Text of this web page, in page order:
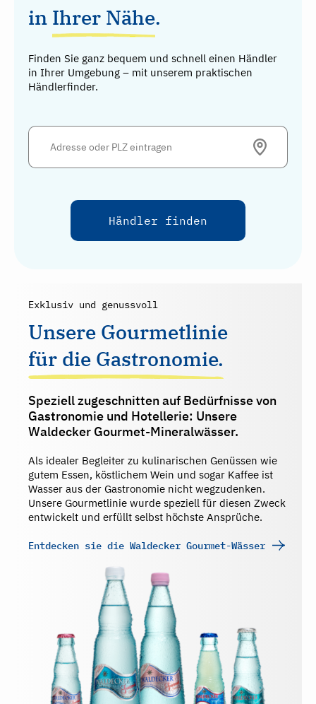
in Ihrer Nähe.
Finden Sie ganz bequem und schnell einen Händler
in Ihrer Umgebung – mit unserem praktischen
Händlerfinder.
Exklusiv und genussvoll
Unsere Gourmetlinie
für die Gastronomie.
Speziell zugeschnitten auf Bedürfnisse von
Gastronomie und Hotellerie: Unsere
Waldecker Gourmet-Mineralwässer.
Als idealer Begleiter zu kulinarischen Genüssen wie
gutem Essen, köstlichem Wein und sogar Kaffee ist
Wasser aus der Gastronomie nicht wegzudenken.
Unsere Gourmetlinie wurde speziell für diesen Zweck
entwickelt und erfüllt selbst höchste Ansprüche.
Entdecken sie die Waldecker Gourmet-Wässer